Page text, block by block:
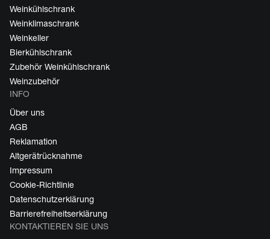
Weinkühlschrank
Weinklimaschrank
Weinkeller
Bierkühlschrank
Zubehör Weinkühlschrank
Weinzubehör
INFO
Über uns
AGB
Reklamation
Altgerätrücknahme
Impressum
Cookie-Richtlinie
Datenschutzerklärung
Barrierefreiheitserklärung
KONTAKTIEREN SIE UNS